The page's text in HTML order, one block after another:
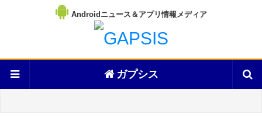
Androidニュース＆アプリ情報メディア
ガプシス